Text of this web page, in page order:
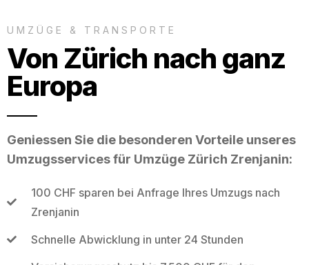
UMZÜGE & TRANSPORTE
Von Zürich nach ganz
Europa
Geniessen Sie die besonderen Vorteile unseres
Umzugsservices für Umzüge Zürich Zrenjanin:
100 CHF sparen bei Anfrage Ihres Umzugs nach
Zrenjanin
Schnelle Abwicklung in unter 24 Stunden